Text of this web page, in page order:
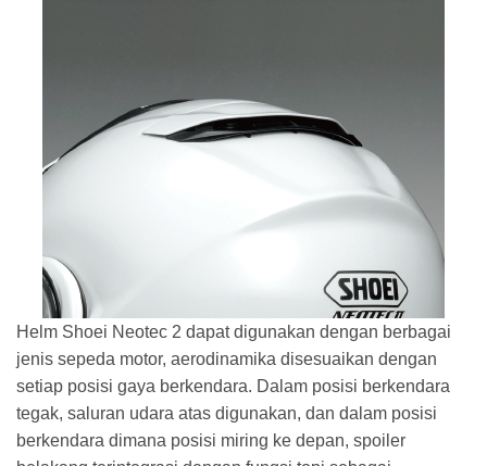
Helm Shoei Neotec 2 dapat digunakan dengan berbagai
jenis sepeda motor, aerodinamika disesuaikan dengan
setiap posisi gaya berkendara. Dalam posisi berkendara
tegak, saluran udara atas digunakan, dan dalam posisi
berkendara dimana posisi miring ke depan, spoiler